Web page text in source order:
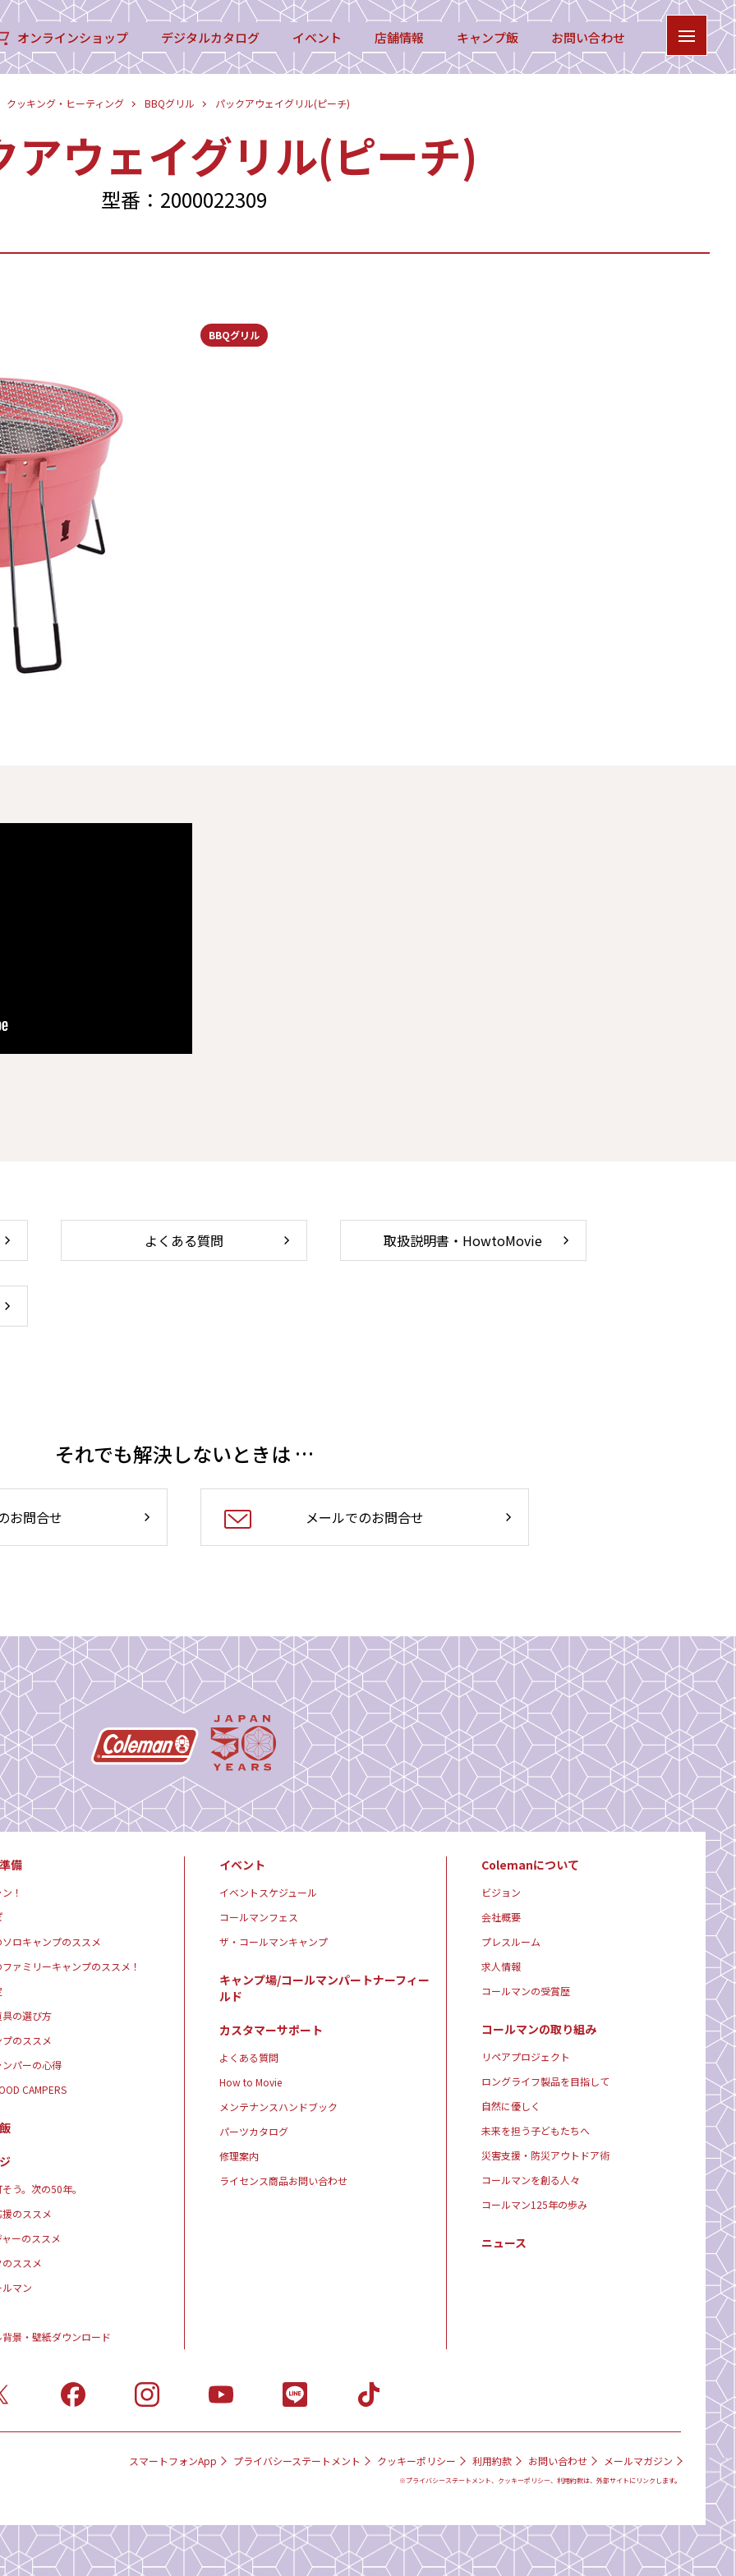
オンラインショップ デジタルカタログ イベント 店舗情報 キャンプ飯 お問い合わせ
クッキング・ヒーティング BBQグリル パックアウェイグリル(ピーチ)
アウェイグリル(ピーチ)
型番：2000022309
BBQグリル
よくある質問 取扱説明書・HowtoMovie
それでも解決しないときは …
お問合せ メールでのお問合せ
備
！
ロキャンプのススメ
ァミリーキャンプのススメ！
の選び方
のススメ
パーの心得
CAMPERS
う。次の50年。
のススメ
ーのススメ
ススメ
マン
景・壁紙ダウンロード
イベント
イベントスケジュール
コールマンフェス
ザ・コールマンキャンプ
キャンプ場/コールマンパートナーフィー
ルド
カスタマーサポート
よくある質問
How to Movie
メンテナンスハンドブック
パーツカタログ
修理案内
ライセンス商品お問い合わせ
Colemanについて
ビジョン
会社概要
プレスルーム
求人情報
コールマンの受賞歴
コールマンの取り組み
リペアプロジェクト
ロングライフ製品を目指して
自然に優しく
未来を担う子どもたちへ
災害支援・防災アウトドア術
コールマンを創る人々
コールマン125年の歩み
ニュース
スマートフォンApp プライバシーステートメント クッキーポリシー 利用約款 お問い合わせ メールマガジン
※プライバシーステートメント、クッキーポリシー、利用約款は、外部サイトにリンクします。